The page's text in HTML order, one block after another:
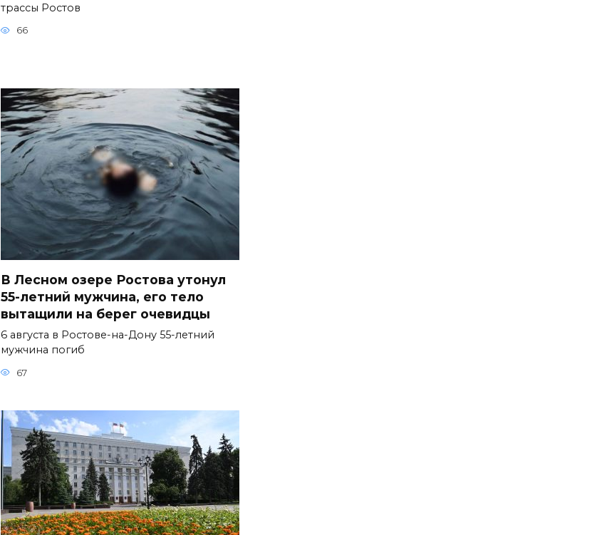
трассы Ростов
66
В Лесном озере Ростова утонул
55-летний мужчина, его тело
вытащили на берег очевидцы
6 августа в Ростове-на-Дону 55-летний
мужчина погиб
67